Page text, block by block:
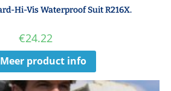
Hi-Vis Waterproof Suit R216X.
€24.22
Meer product info